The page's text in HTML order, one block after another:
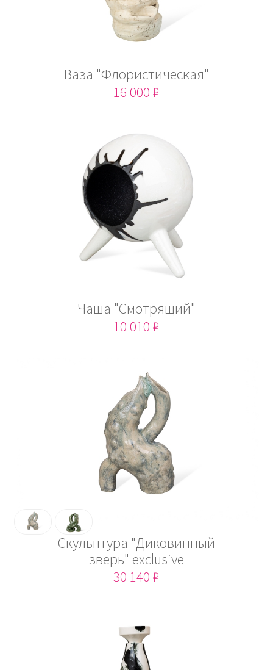
Ваза "Флористическая"
16 000 ₽
Чаша "Смотрящий"
10 010 ₽
Скульптура "Диковинный
зверь" exclusive
30 140 ₽